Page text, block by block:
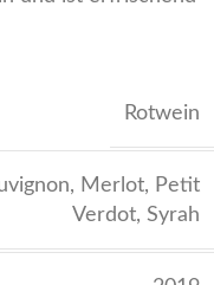
Rotwein
, Merlot, Petit
Verdot, Syrah